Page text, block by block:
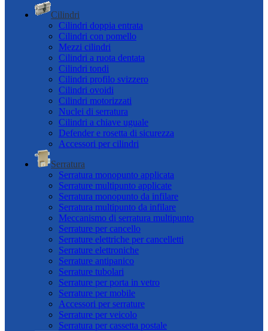
Cilindri
Cilindri doppia entrata
Cilindri con pomello
Mezzi cilindri
Cilindri a ruota dentata
Cilindri tondi
Cilindri profilo svizzero
Cilindri ovoidi
Cilindri motorizzati
Nuclei di serratura
Cilindri a chiave uguale
Defender e rosetta di sicurezza
Accessori per cilindri
Serratura
Serratura monopunto applicata
Serrature multipunto applicate
Serratura monopunto da infilare
Serratura multipunto da infilare
Meccanismo di serratura multipunto
Serrature per cancello
Serrature elettriche per cancelletti
Serrature elettroniche
Serrature antipanico
Serrature tubolari
Serrature per porta in vetro
Serrature per mobile
Accessori per serrature
Serrature per veicolo
Serratura per cassetta postale